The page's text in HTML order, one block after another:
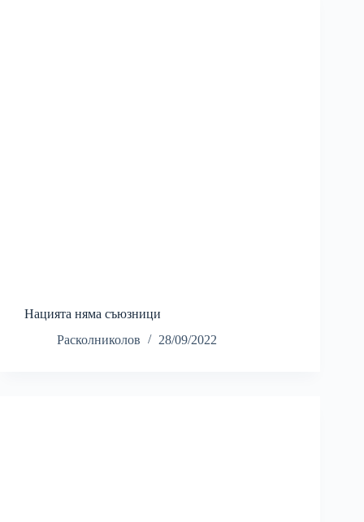
Нацията няма съюзници
Расколниколов
28/09/2022